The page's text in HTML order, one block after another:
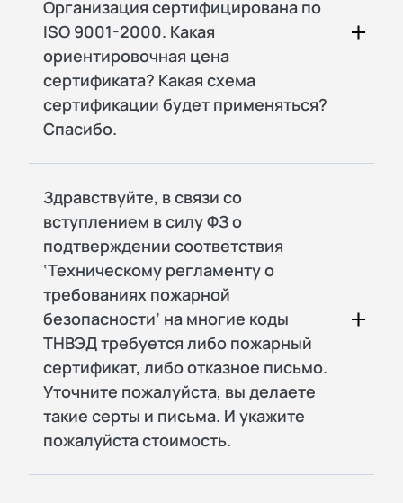
Организация сертифицирована по
ISO 9001-2000. Какая
ориентировочная цена
сертификата? Какая схема
сертификации будет применяться?
Спасибо.
Здравствуйте, в связи со
вступлением в силу ФЗ о
подтверждении соответствия
‘Техническому регламенту о
требованиях пожарной
безопасности’ на многие коды
ТНВЭД требуется либо пожарный
сертификат, либо отказное письмо.
Уточните пожалуйста, вы делаете
такие серты и письма. И укажите
пожалуйста стоимость.